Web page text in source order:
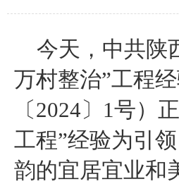
今天，中共陕
万村整治”工程
〔2024〕1号）
工程”经验为引
韵的宜居宜业和